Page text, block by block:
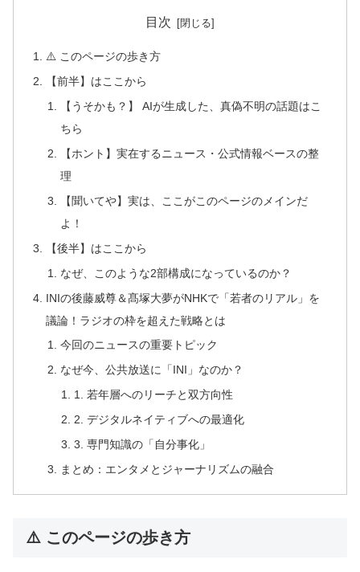
目次
⚠️ このページの歩き方
【前半】はここから
【うそかも？】 AIが生成した、真偽不明の話題はこ
ちら
【ホント】実在するニュース・公式情報ベースの整
理
【聞いてや】実は、ここがこのページのメインだ
よ！
【後半】はここから
なぜ、このような2部構成になっているのか？
INIの後藤威尊＆髙塚大夢がNHKで「若者のリアル」を
議論！ラジオの枠を超えた戦略とは
今回のニュースの重要トピック
なぜ今、公共放送に「INI」なのか？
1. 若年層へのリーチと双方向性
2. デジタルネイティブへの最適化
3. 専門知識の「自分事化」
まとめ：エンタメとジャーナリズムの融合
⚠️ このページの歩き方